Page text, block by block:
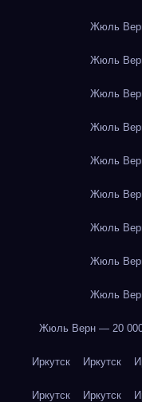
Жюль
Жюль
Жюль
Жюль
Жюль
Жюль
Жюль
Жюль
Жюль
Жюль Верн — 20
Иркутск Иркутск
Иркутск Иркутск